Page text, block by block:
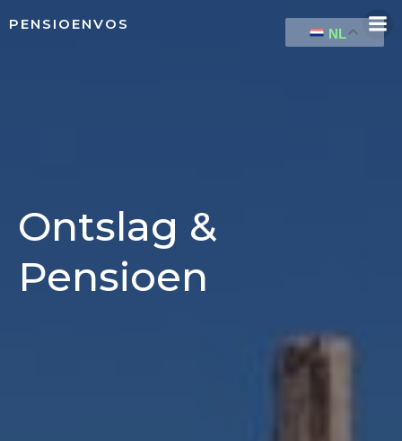
PENSIOENVOS
Ontslag &
Pensioen
NL